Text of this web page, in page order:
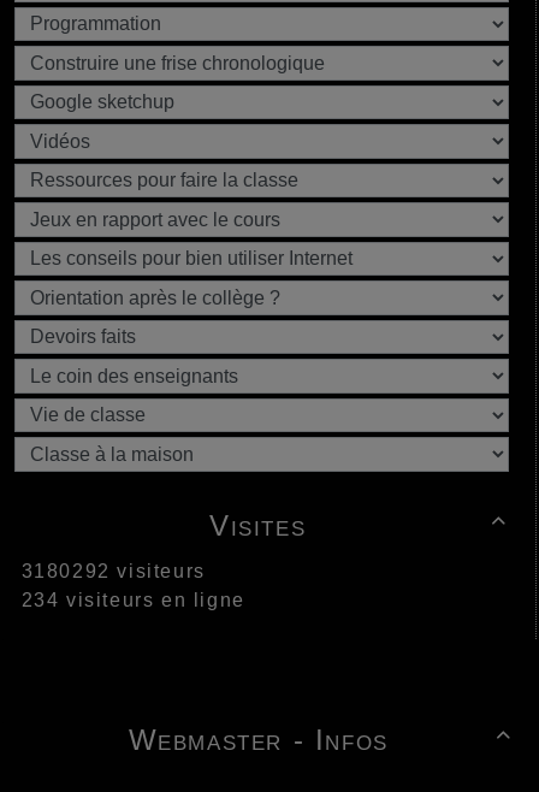

Visites
3180292 visiteurs
234 visiteurs en ligne

Webmaster - Infos